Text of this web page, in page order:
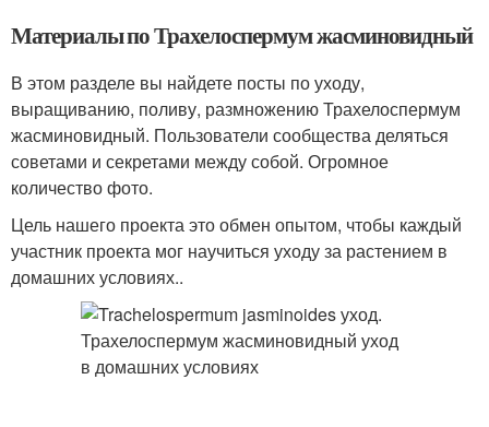
Материалы по Трахелоспермум жасминовидный
В этом разделе вы найдете посты по уходу,
выращиванию, поливу, размножению Трахелоспермум
жасминовидный. Пользователи сообщества деляться
советами и секретами между собой. Огромное
количество фото.
Цель нашего проекта это обмен опытом, чтобы каждый
участник проекта мог научиться уходу за растением в
домашних условиях..